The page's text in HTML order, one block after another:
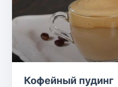
Кофейный пудинг